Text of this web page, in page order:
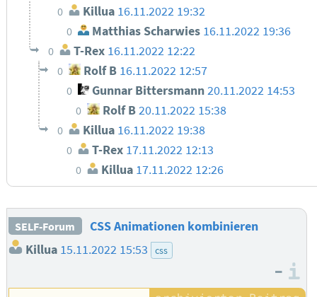
0 Killua 16.11.2022 19:32
0 Matthias Scharwies 16.11.2022 19:36
0 T-Rex 16.11.2022 12:22
0 Rolf B 16.11.2022 12:57
0 Gunnar Bittersmann20.11.2022 14:53
0 Rolf B20.11.2022 15:38
0 Killua 16.11.2022 19:38
0 T-Rex 17.11.2022 12:13
0 Killua 17.11.2022 12:26
SELF-Forum
CSS Animationen kombinieren
Killua 15.11.2022 15:53 css
–